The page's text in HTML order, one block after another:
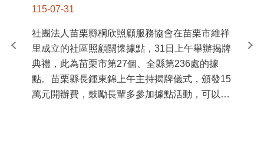
115-07-31
社團法人苗栗縣桐欣照顧服務協會在苗栗市維祥
里成立的社區照顧關懷據點，31日上午舉辦揭牌
典禮，此為苗栗市第27個、全縣第236處的據
點。苗栗縣長鍾東錦上午主持揭牌儀式，頒發15
萬元開辦費，鼓勵長輩多參加據點活動，可以更
苗